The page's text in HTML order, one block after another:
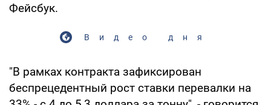
Фейсбук.
Видео дня
"В рамках контракта зафиксирован
беспрецедентный рост ставки перевалки на